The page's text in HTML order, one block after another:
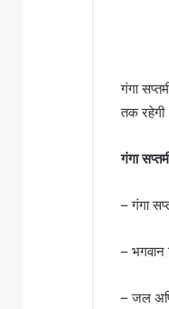
गंगा
तक
गंगा
– गंगा
– भगवान
– जल